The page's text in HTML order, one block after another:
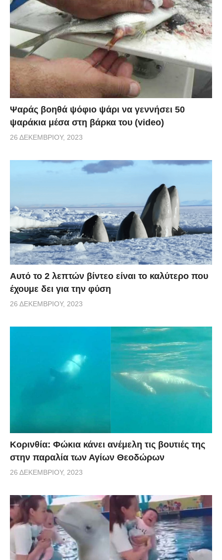
Ψαράς βοηθά ψόφιο ψάρι να γεννήσει 50
ψαράκια μέσα στη βάρκα του (video)
26 ΔΕΚΕΜΒΡΊΟΥ, 2023
Αυτό το 2 λεπτών βίντεο είναι το καλύτερο που
έχουμε δει για την φύση
26 ΔΕΚΕΜΒΡΊΟΥ, 2023
Κορινθία: Φώκια κάνει ανέμελη τις βουτιές της
στην παραλία των Αγίων Θεοδώρων
26 ΔΕΚΕΜΒΡΊΟΥ, 2023